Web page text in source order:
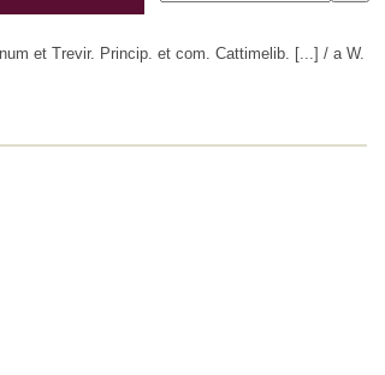
et Trevir. Princip. et com. Cattimelib. [...] / a W.